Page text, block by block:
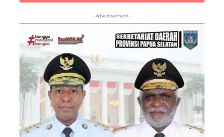
- Advertisement -